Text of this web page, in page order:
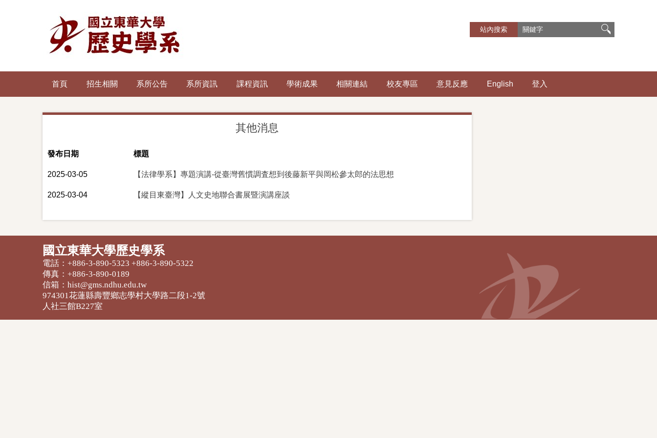
首頁 招生相關 系所公告 系所資訊 課程資訊 學術成果 相關連結 校友專區 意見反應 English 登入
其他消息
發布日期 標題
2025-03-05 【法律學系】專題演講-從臺灣舊慣調査想到後藤新平與岡松參太郎的法思想
2025-03-04 【縱目東臺灣】人文史地聯合書展暨演講座談
國立東華大學歷史學系
電話：+886-3-890-5323 +886-3-890-5322
傳真：+886-3-890-0189
信箱：hist@gms.ndhu.edu.tw
974301花蓮縣壽豐鄉志學村大學路二段1-2號
人社三館B227室